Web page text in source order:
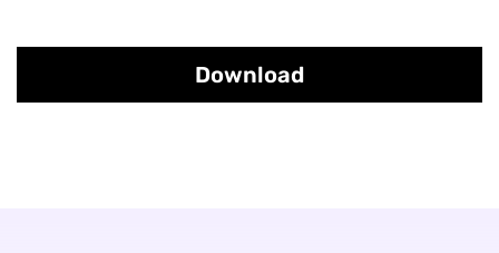
Download